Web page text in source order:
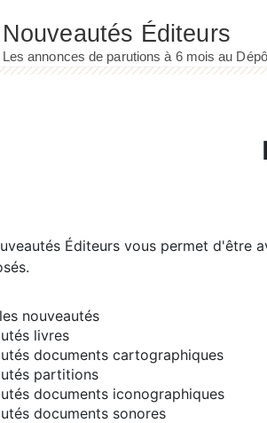
Éditeurs vous permet d'être
nouveautés
livres
documents cartographiques
partitions
documents iconographiques
documents sonores